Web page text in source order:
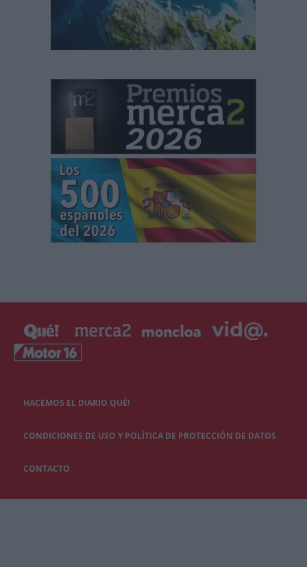
HACEMOS EL DIARIO QUÉ!
CONDICIONES DE USO Y POLÍTICA DE PROTECCIÓN DE DATOS
CONTACTO